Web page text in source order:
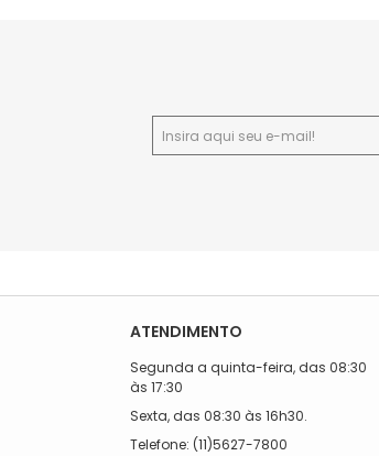
ATENDIMENTO
Segunda a quinta-feira, das 08:30
às 17:30
Sexta, das 08:30 às 16h30.
Telefone: (11)5627-7800